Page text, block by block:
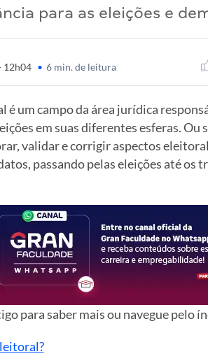
para as eleições e
12h04 • 6 min. de leitura
é um campo da área jurídica
em suas diferentes esferas. Ou
validar e corrigir aspectos
passando pelas eleições até os
para saber mais ou navegue pelo